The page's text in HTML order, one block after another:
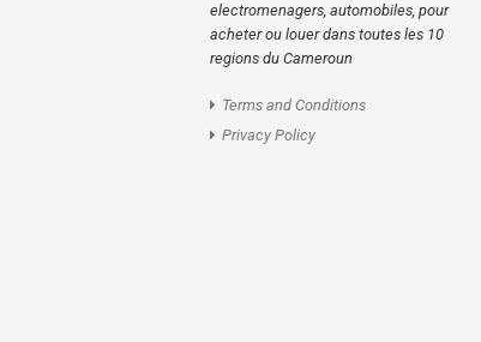
electromenagers, automobiles, pour
acheter ou louer dans toutes les 10
regions du Cameroun
Terms and Conditions
Privacy Policy